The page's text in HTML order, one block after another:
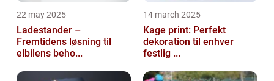
22 may 2025
Ladestander –
Fremtidens løsning til
elbilens beho...
14 march 2025
Kage print: Perfekt
dekoration til enhver
festlig ...